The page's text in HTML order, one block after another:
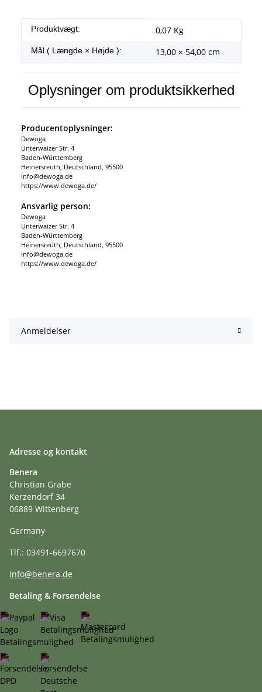
#productDetails.itemInformation#
#productDetails.itemValue#
Produktvægt: 0,07 Kg
Mål ( Længde × Højde ): 13,00 × 54,00 cm
Oplysninger om produktsikkerhed
Producentoplysninger:
Dewoga
Unterwaizer Str. 4
Baden-Württemberg
Heinersreuth, Deutschland, 95500
info@dewoga.de
https://www.dewoga.de/
Ansvarlig person:
Dewoga
Unterwaizer Str. 4
Baden-Württemberg
Heinersreuth, Deutschland, 95500
info@dewoga.de
https://www.dewoga.de/
Anmeldelser
Adresse og kontakt
Benera
Christian Grabe
Kerzendorf 34
06889 Wittenberg
Germany
Tlf.: 03491-6697670
Info@benera.de
Betaling & Forsendelse